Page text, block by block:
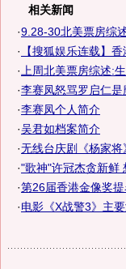
相关新闻
·9.28-30北美票房综
· 【搜狐娱乐连载】
· 上周北美票房综述:
·李赛凤怒骂罗启仁是
·李赛凤个人简介
·吴君如档案简介
·无线台庆剧《杨家
·"歌神"许冠杰贪新鲜
·第26届香港金像奖
·电影《X战警3》主